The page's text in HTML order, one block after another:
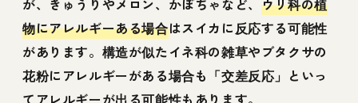
が、きゅうりやメロン、かぼちゃなど、 ウリ科の植
物にアレルギーある場合はスイカに反応する可能性
があります。構造が似たイネ科の雑草やブタクサの
花粉にアレルギーがある場合も「交差反応」といっ